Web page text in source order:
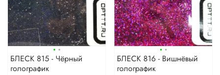
··
БЛЕСК 815 - Чёрный
голографик
··
БЛЕСК 816 - Вишнёвый
голографик